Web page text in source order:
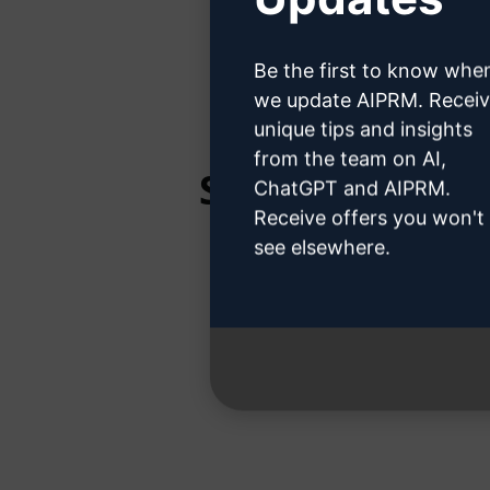
Hier
Schritt 3:
Be the first to know
we update AIPRM.
unique tips and insights
from the team on AI,
ChatGPT and AIPRM.
Receive offers you won't
see elsewhere.